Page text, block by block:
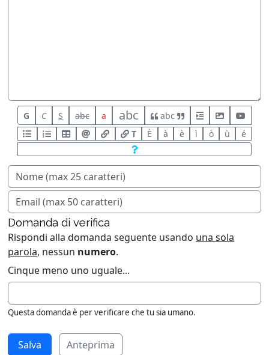
G C S abc a abc
abc
T
È à è ì ò ù é
Domanda di verifica
Rispondi alla domanda seguente usando una sola
parola, nessun numero.
Cinque meno uno uguale...
Questa domanda è per verificare che tu sia umano.
Anteprima